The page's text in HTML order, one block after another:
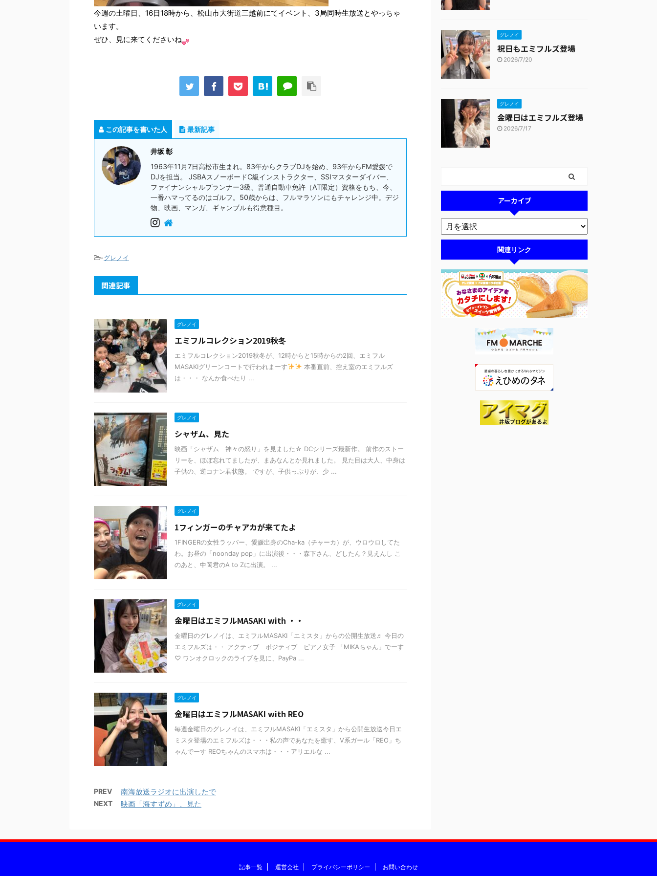
今週の土曜日、16日18時から、松山市大街道三越前にてイベント、3局同時生放送とやっちゃ
います。
ぜひ、見に来てくださいね
この記事を書いた人 最新記事
井坂 彰
1963年11月7日高松市生まれ。83年からクラブDJを始め、93年からFM愛媛で
DJを担当。 JSBAスノーボードC級インストラクター、SSIマスターダイバー、
ファイナンシャルプランナー3級、普通自動車免許（AT限定）資格をもち、今、
一番ハマってるのはゴルフ。50歳からは、フルマラソンにもチャレンジ中。デジ
物、映画、マンガ、ギャンブルも得意種目。
-グレノイ
関連記事
グレノイ
エミフルコレクション2019秋冬
エミフルコレクション2019秋冬が、12時からと15時からの2回、エミフル
MASAKIグリーンコートで行われまーす
本番直前、控え室のエミフルズ
は・・・ なんか食べたり ...
グレノイ
シャザム、見た
映画「シャザム 神々の怒り」を見ました☆ DCシリーズ最新作。 前作のストー
リーを、ほぼ忘れてましたが、まあなんとか見れました。 見た目は大人、中身は
子供の、逆コナン君状態。 ですが、子供っぷりが、少 ...
グレノイ
1フィンガーのチャアカが来てたよ
1FINGERの女性ラッパー、愛媛出身のCha-ka（チャーカ）が、ウロウロしてた
わ。お昼の「noonday pop」に出演後・・・森下さん、どしたん？見えんし こ
のあと、中岡君のA to Zに出演。 ...
グレノイ
金曜日はエミフルMASAKI with ・・
金曜日のグレノイは、エミフルMASAKI「エミスタ」からの公開生放送♬ 今日の
エミフルズは・・ アクティブ ポジティブ ピアノ女子 「MIKAちゃん」でーす
♡ ワンオクロックのライブを見に、PayPa ...
グレノイ
金曜日はエミフルMASAKI with REO
毎週金曜日のグレノイは、エミフルMASAKI「エミスタ」から公開生放送今日エ
ミスタ登場のエミフルズは・・・私の声であなたを癒す、V系ガール「REO」ち
ゃんでーす REOちゃんのスマホは・・・アリエルな ...
PREV 南海放送ラジオに出演したで
NEXT 映画「海すずめ」、見た
グレノイ
祝日もエミフルズ登場
2026/7/20
グレノイ
金曜日はエミフルズ登場
2026/7/17
アーカイブ
関連リンク
記事一覧 運営会社 プライバシーポリシー お問い合わせ